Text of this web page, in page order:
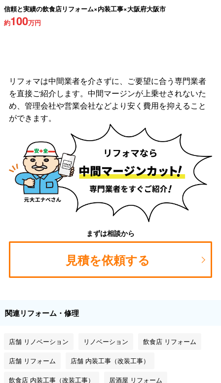
信頼と実績の飲食店リフォーム×内装工事×大阪府大阪市
約100万円
リフォマは中間業者を介さずに、ご要望に合う専門業者
を直接ご紹介します。中間マージンが上乗せされないた
め、管理会社や営業会社などより安く費用を抑えること
ができます。
まずは相談から
見積を依頼する
関連リフォーム・修理
店舗 リノベーション リノベーション 飲食店 リフォーム
店舗 リフォーム 店舗 内装工事（改装工事）
飲食店 内装工事（改装工事） 居酒屋 リフォーム